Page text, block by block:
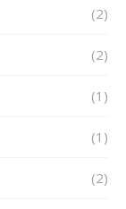
(2)
(2)
(1)
(1)
(2)